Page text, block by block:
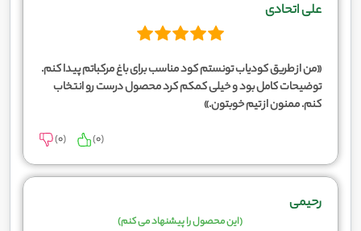
علی اتحادی
«من از طریق کودیاب تونستم کود مناسب برای باغ مرکباتم پیدا کنم.
توضیحات کامل بود و خیلی کمکم کرد محصول درست رو انتخاب
کنم. ممنون از تیم خوبتون.»
(
0
) (
0
)
رحیمی
(این محصول را پیشنهاد می کنم)